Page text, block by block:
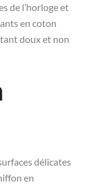
de l’horloge et
en coton
doux et non
délicates
en